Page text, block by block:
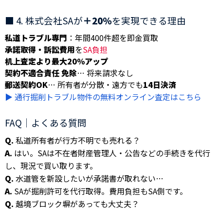
■ 4. 株式会社SAが＋20％を実現できる理由
私道トラブル専門 ：年間400件超を即金買取
承諾取得・訴訟費用をSA負担
机上査定より最大20％アップ
契約不適合責任 免除… 将来請求なし
郵送契約OK… 所有者が分散・遠方でも14日決済
▶︎ 通行掘削トラブル物件の無料オンライン査定はこちら
FAQ｜よくある質問
Q. 私道所有者が行方不明でも売れる？
A. はい。SAは不在者財産管理人・公告などの手続きを代行
し、現況で買い取ります。
Q. 水道管を新設したいが承諾書が取れない…
A. SAが掘削許可を代行取得。費用負担もSA側です。
Q. 越境ブロック塀があっても大丈夫？